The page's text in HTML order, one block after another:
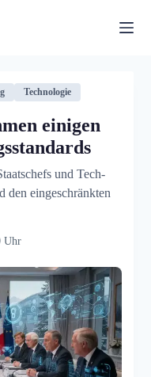
Technologie
einigen
und Tech-
den eingeschränkten
Uhr